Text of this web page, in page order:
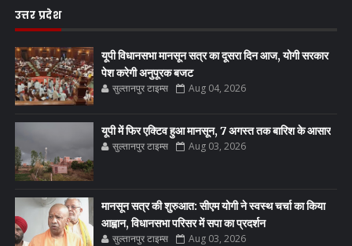
उत्तर प्रदेश
यूपी विधानसभा मानसून सत्र का दूसरा दिन आज, योगी सरकार
पेश करेगी अनुपूरक बजट
सुल्तानपुर टाइम्स Aug 04, 2026
यूपी में फिर एक्टिव हुआ मानसून, 7 अगस्त तक बारिश के आसार
सुल्तानपुर टाइम्स Aug 03, 2026
मानसून सत्र की शुरुआत: सीएम योगी ने स्वस्थ चर्चा का किया
आह्वान, विधानसभा परिसर में सपा का प्रदर्शन
सुल्तानपुर टाइम्स Aug 03, 2026